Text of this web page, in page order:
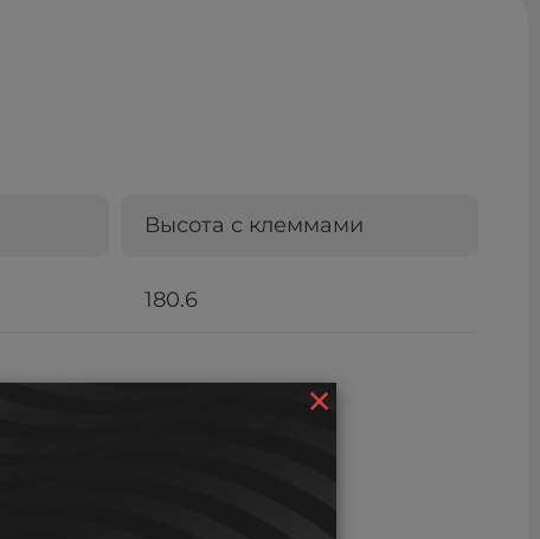
Высота с клеммами
180.6
×